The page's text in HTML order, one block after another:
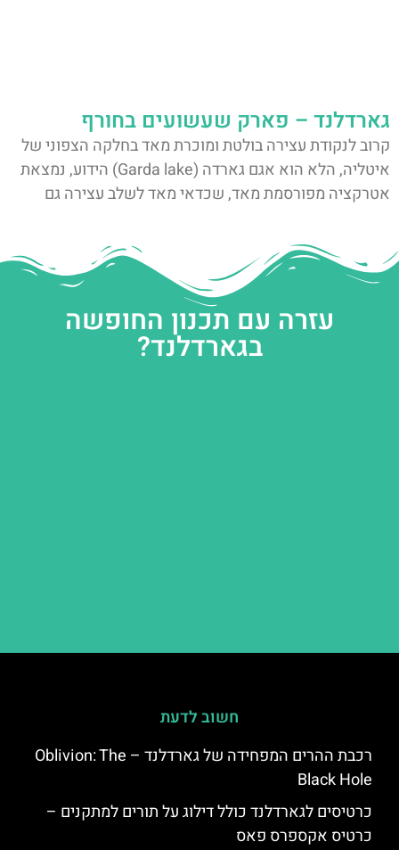
גארדלנד – פארק שעשועים בחורף
קרוב לנקודת עצירה בולטת ומוכרת מאד בחלקה הצפוני של
איטליה, הלא הוא אגם גארדה (Garda lake) הידוע, נמצאת
אטרקציה מפורסמת מאד, שכדאי מאד לשלב עצירה גם
עזרה עם תכנון החופשה
בגארדלנד?
חשוב לדעת
רכבת ההרים המפחידה של גארדלנד – Oblivion: The
Black Hole
כרטיסים לגארדלנד כולל דילוג על תורים למתקנים –
כרטיס אקספרס פאס